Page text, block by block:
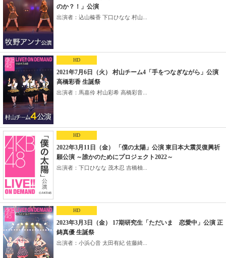
のか？！」公演
出演者：込山榛香 下口ひなな 村山...
HD
2021年7月6日（火） 村山チーム4「手をつなぎながら」公演
高橋彩香 生誕祭
出演者：馬嘉伶 村山彩希 高橋彩音...
HD
2022年3月11日（金） 「僕の太陽」公演 東日本大震災復興祈
願公演 ～誰かのためにプロジェクト2022～
出演者：下口ひなな 茂木忍 吉橋柚...
HD
2023年3月3日（金） 17期研究生「ただいま 恋愛中」公演 正
鋳真優 生誕祭
出演者：小浜心音 太田有紀 佐藤綺...